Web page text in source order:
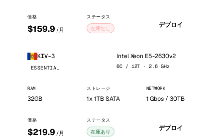
価格
$159.9 /月
ステータス
在庫なし デプロイ
KIV-3
ESSENTIAL
Intel Xeon E5-2630v2
6C / 12T · 2.6 GHz
RAM
32GB
ストレージ
1x 1TB SATA
NETWORK
1 Gbps / 30TB
価格
$219.9 /月
ステータス
在庫あり デプロイ